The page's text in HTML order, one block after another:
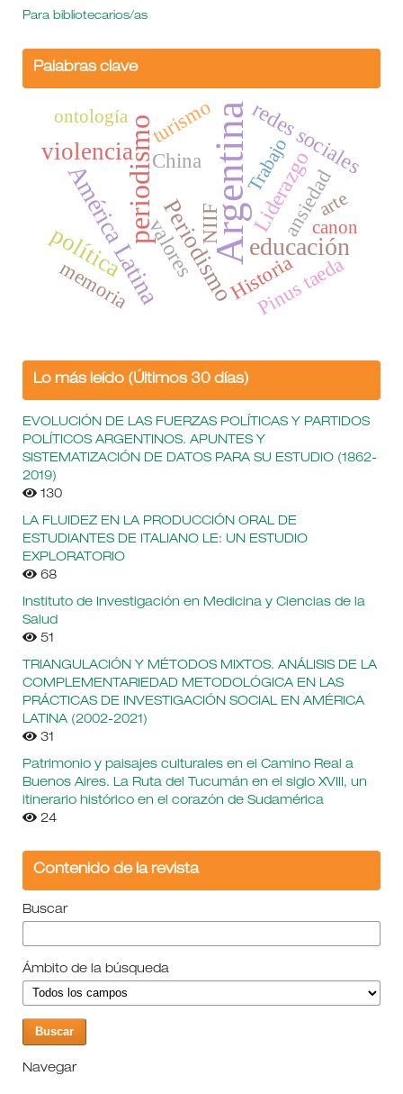
Para bibliotecarios/as
Palabras clave
Argentina
periodismo
educación
América LatinaPeriodismo
política
violencia Liderazgo
redes sociales
valores
China
ansiedad
Historia
Pinus taeda
memoria
turismo
NIIF canon
Trabajo
ontología
arte
Lo más leído (Últimos 30 días)
EVOLUCIÓN DE LAS FUERZAS POLÍTICAS Y PARTIDOS
POLÍTICOS ARGENTINOS. APUNTES Y
SISTEMATIZACIÓN DE DATOS PARA SU ESTUDIO (1862-
2019)
130
LA FLUIDEZ EN LA PRODUCCIÓN ORAL DE
ESTUDIANTES DE ITALIANO LE: UN ESTUDIO
EXPLORATORIO
68
Instituto de Investigación en Medicina y Ciencias de la
Salud
51
TRIANGULACIÓN Y MÉTODOS MIXTOS. ANÁLISIS DE LA
COMPLEMENTARIEDAD METODOLÓGICA EN LAS
PRÁCTICAS DE INVESTIGACIÓN SOCIAL EN AMÉRICA
LATINA (2002-2021)
31
Patrimonio y paisajes culturales en el Camino Real a
Buenos Aires. La Ruta del Tucumán en el siglo XVIII, un
itinerario histórico en el corazón de Sudamérica
24
Contenido de la revista
Buscar
Ámbito de la búsqueda
Navegar